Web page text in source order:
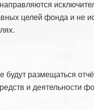
целей фонда и не
будут размещаться
и деятельности